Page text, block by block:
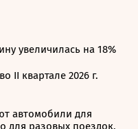
увеличилась на 18%
II квартале 2026 г.
автомобили для
для разовых поездок,